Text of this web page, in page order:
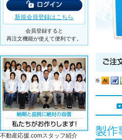
新規会員登録はこちら
会員登録すると
再注文機能が使えて便利です。
不動産応援.comスタッフ紹介